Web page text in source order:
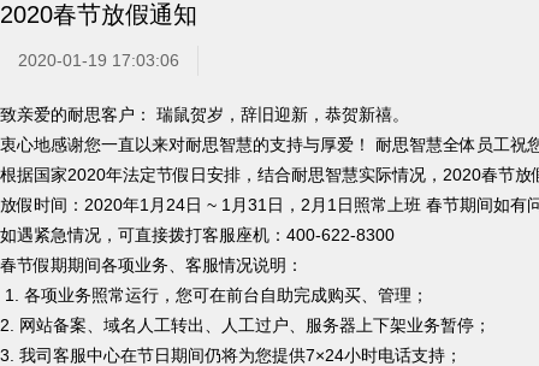
2020春节放假通知
2020-01-19 17:03:06
致亲爱的耐思客户： 瑞鼠贺岁，辞旧迎新，恭贺新禧。
衷心地感谢您一直以来对耐思智慧的支持与厚爱！ 耐思智慧全体员工祝
根据国家2020年法定节假日安排，结合耐思智慧实际情况，2020春节放
放假时间：2020年1月24日 ~ 1月31日，2月1日照常上班 春节期间如
如遇紧急情况，可直接拨打客服座机：400-622-8300
春节假期期间各项业务、客服情况说明：
1. 各项业务照常运行，您可在前台自助完成购买、管理；
2. 网站备案、域名人工转出、人工过户、服务器上下架业务暂停；
3. 我司客服中心在节日期间仍将为您提供7×24小时电话支持；